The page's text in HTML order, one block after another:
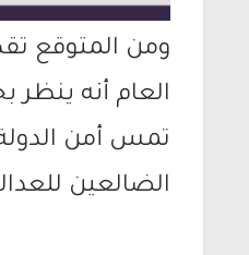
ومن المتوقع
العام أنه
تمس أمن
الضالعين